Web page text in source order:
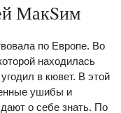
МакSим
по Европе. Во
находилась
в кювет. В этой
ушибы и
о себе знать. По